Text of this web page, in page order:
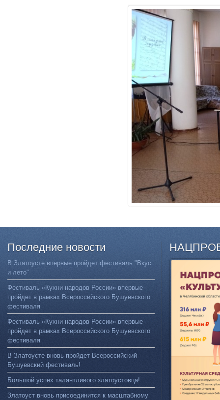
Последние новости
В Златоусте впервые пройдет фестиваль "Вкус
и лето"
Фестиваль «Кухни народов России» впервые
пройдет в рамках Всероссийского Бушуевского
фестиваля
Фестиваль «Кухни народов России» впервые
пройдет в рамках Всероссийского Бушуевского
фестиваля
В Златоусте вновь пройдет Всероссийский
Бушуевский фестиваль!
Большой успех талантливого златоустовца!
Златоуст вновь присоединится к масштабному